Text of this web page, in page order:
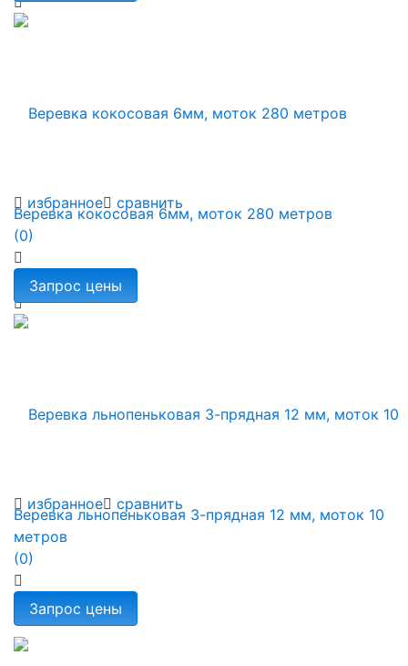
избранное сравнить
избранное сравнить
Веревка кокосовая 6мм, моток 280 метров
(0)
Веревка льнопеньковая 3-прядная 12 мм, моток 10
метров
(0)